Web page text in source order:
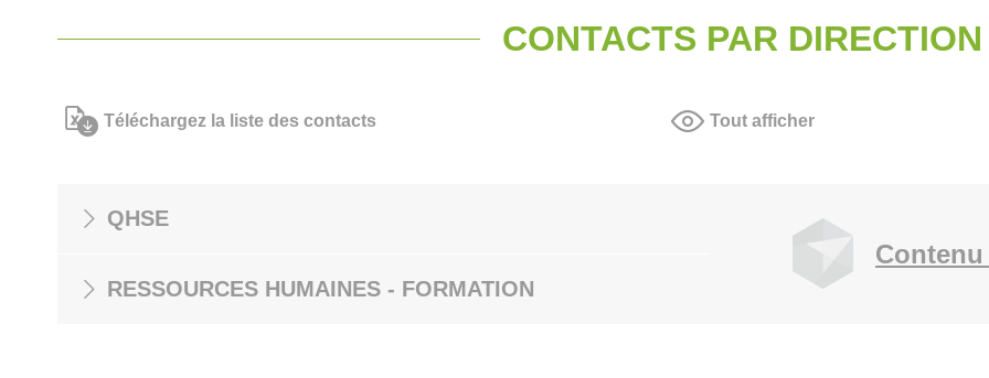
CONTACTS PAR DIRECTION
Téléchargez la liste des contacts Tout afficher
QHSE
RESSOURCES HUMAINES - FORMATION